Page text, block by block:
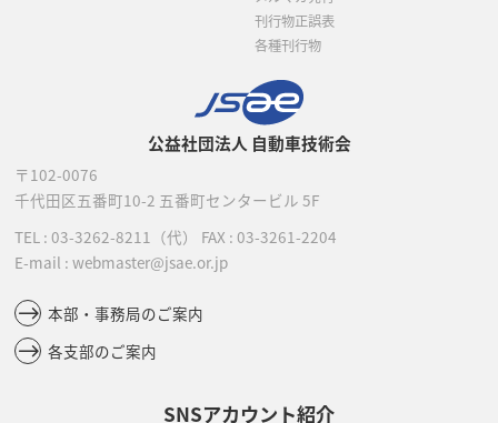
公益社団法人 自動車技術会
〒102-0076
千代田区五番町10-2 五番町センタービル 5F
TEL : 03-3262-8211 （代） FAX : 03-3261-2204
E-mail : webmaster@jsae.or.jp
本部・事務局のご案内
各支部のご案内
SNSアカウント紹介
刊行物正誤表
各種刊行物